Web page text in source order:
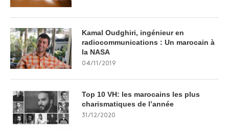
Kamal Oudghiri, ingénieur en
radiocommunications : Un marocain à
la NASA
04/11/2019
Top 10 VH: les marocains les plus
charismatiques de l’année
31/12/2020